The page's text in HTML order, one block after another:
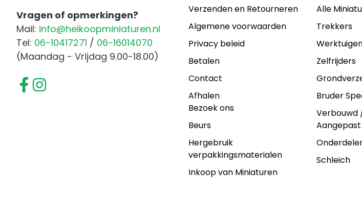
aantal
Vragen of opmerkingen?
Mail: info@heikoopminiaturen.nl
Tel: 06-10417271 / 06-16014070
(Maandag - Vrijdag 9.00-18.00)
Verzenden en Retourneren
Algemene voorwaarden
Privacy beleid
Betalen
Contact
Afhalen
Bezoek ons
Beurs
Hergebruik
verpakkingsmaterialen
Inkoop van Miniaturen
Alle
Trekkers
Zelfrijders
Bruder
Verbouwd
Aangepast
Schleich